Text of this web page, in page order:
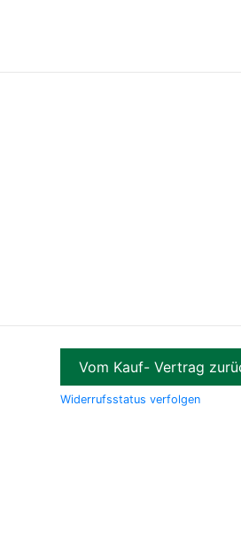
Vom Kauf- Vertrag
Widerrufsstatus verfolgen